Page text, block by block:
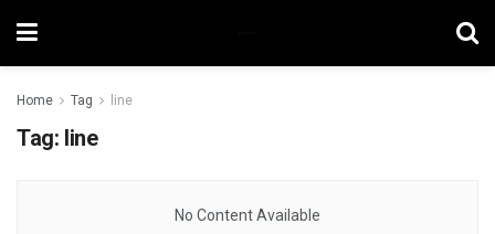
Home Tag line
Tag: line
No Content Available